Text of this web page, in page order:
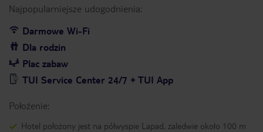
Najpopularniejsze udogodnienia:
Darmowe Wi-Fi
Dla rodzin
Plac zabaw
TUI Service Center 24/7 + TUI App
Położenie:
Hotel położony jest na półwyspie Lapad, zaledwie około 100 m